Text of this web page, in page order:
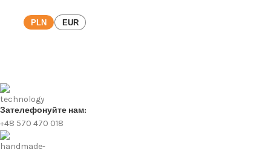
PLN EUR
Зателефонуйте нам:
+48 570 470 018